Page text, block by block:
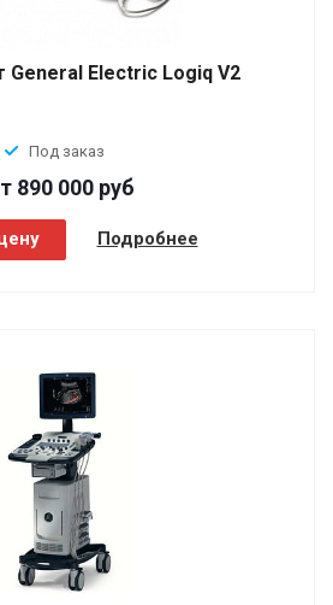
General Electric Logiq V2
Под заказ
890 000 руб
Подробнее